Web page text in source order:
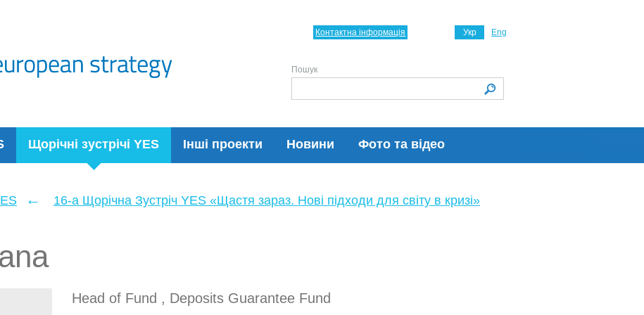
Щорічні зустрічі YES Інші проекти Новини Фото та відео
Укр Eng
Контактна інформація
Пошук
← 16-а Щорічна Зустріч YES «Щастя зараз. Нові підходи для світу в кризі»
Head of Fund , Deposits Guarantee Fund